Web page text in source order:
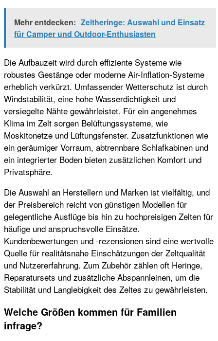
Mehr entdecken: Zeltheringe: Auswahl und Einsatz
für Camper und Outdoor-Enthusiasten
Die Aufbauzeit wird durch effiziente Systeme wie
robustes Gestänge oder moderne Air-Inflation-Systeme
erheblich verkürzt. Umfassender Wetterschutz ist durch
Windstabilität, eine hohe Wasserdichtigkeit und
versiegelte Nähte gewährleistet. Für ein angenehmes
Klima im Zelt sorgen Belüftungssysteme, wie
Moskitonetze und Lüftungsfenster. Zusatzfunktionen wie
ein geräumiger Vorraum, abtrennbare Schlafkabinen und
ein integrierter Boden bieten zusätzlichen Komfort und
Privatsphäre.
Die Auswahl an Herstellern und Marken ist vielfältig, und
der Preisbereich reicht von günstigen Modellen für
gelegentliche Ausflüge bis hin zu hochpreisigen Zelten für
häufige und anspruchsvolle Einsätze.
Kundenbewertungen und -rezensionen sind eine wertvolle
Quelle für realitätsnahe Einschätzungen der Zeltqualität
und Nutzererfahrung. Zum Zubehör zählen oft Heringe,
Reparatursets und zusätzliche Abspannleinen, um die
Stabilität und Langlebigkeit des Zeltes zu gewährleisten.
Welche Größen kommen für Familien
infrage?